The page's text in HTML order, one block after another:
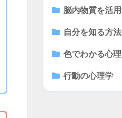
脳内物質を活
自分を知る方法
色でわかる心
行動の心理学